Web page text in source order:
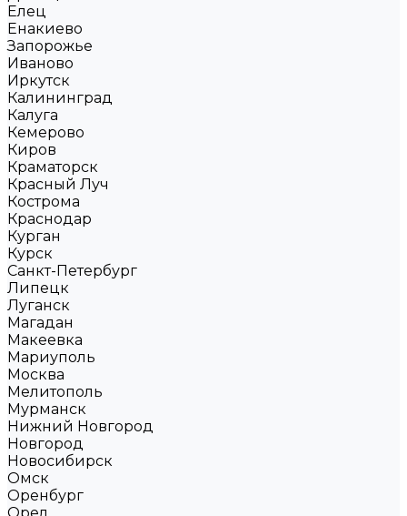
Елец
Енакиево
Запорожье
Иваново
Иркутск
Калининград
Калуга
Кемерово
Киров
Краматорск
Красный Луч
Кострома
Краснодар
Курган
Курск
Санкт-Петербург
Липецк
Луганск
Магадан
Макеевка
Мариуполь
Москва
Мелитополь
Мурманск
Нижний Новгород
Новгород
Новосибирск
Омск
Оренбург